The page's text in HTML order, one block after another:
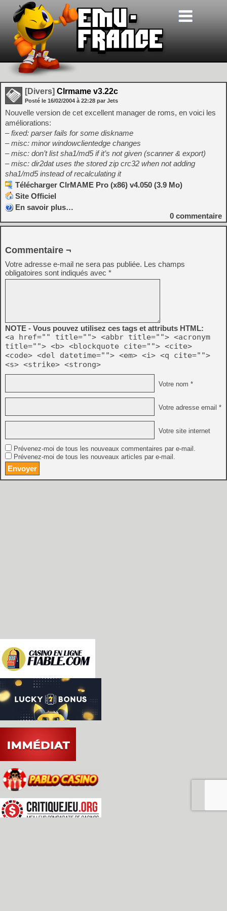
[Divers] Clrmame v3.22c
Posté le 16/02/2004 à 22:28 par Jets
Nouvelle version de cet excellent manager de roms, en voici les
améliorations:
– fixed: parser fails for some diskname
– misc: minor windowclientedge changes
– misc: don’t list sha1/md5 if it’s not given (scanner & export)
– misc: dir2dat uses the stored zip crc32 when not adding
sha1/md5 instead of recalculating it
Télécharger ClrMAME Pro (x86) v4.050 (3.9 Mo)
Site Officiel
En savoir plus…
0 commentaire
Commentaire ¬
Votre adresse e-mail ne sera pas publiée. Les champs
obligatoires sont indiqués avec *
NOTE - Vous pouvez utilisez ces tags et attributs HTML:
<a href="" title=""> <abbr title=""> <acronym
title=""> <b> <blockquote cite=""> <cite>
<code> <del datetime=""> <em> <i> <q cite="">
<s> <strike> <strong>
Votre nom *
Votre adresse email *
Votre site internet
Prévenez-moi de tous les nouveaux commentaires par e-mail.
Prévenez-moi de tous les nouveaux articles par e-mail.